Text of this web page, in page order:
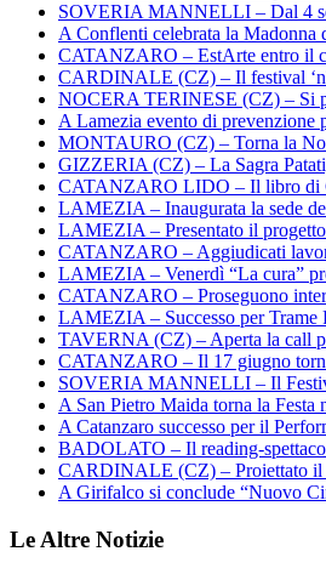
SOVERIA MANNELLI – Dal 4
A Conflenti celebrata la Madonna
CATANZARO – EstArte entro il
CARDINALE (CZ) – Il festival
NOCERA TERINESE (CZ) – Si
A Lamezia evento di prevenzione
MONTAURO (CZ) – Torna la
GIZZERIA (CZ) – La Sagra
CATANZARO LIDO – Il libro di
LAMEZIA – Inaugurata la sede
LAMEZIA – Presentato il
CATANZARO – Aggiudicati
LAMEZIA – Venerdì “La cura”
CATANZARO – Proseguono
LAMEZIA – Successo per Trame
TAVERNA (CZ) – Aperta la call
CATANZARO – Il 17 giugno
SOVERIA MANNELLI – Il
A San Pietro Maida torna la Festa
A Catanzaro successo per il
BADOLATO – Il reading-
CARDINALE (CZ) – Proiettato il
A Girifalco si conclude “Nuovo
Le Altre Notizie